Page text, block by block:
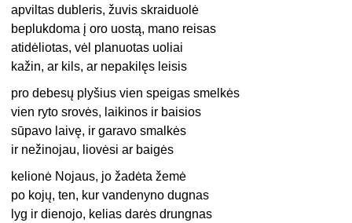
apviltas dubleris, žuvis skraiduolė
beplukdoma į oro uostą, mano reisas
atidėliotas, vėl planuotas uoliai
kažin, ar kils, ar nepakilęs leisis
pro debesų plyšius vien speigas smelkės
vien ryto srovės, laikinos ir baisios
sūpavo laivę, ir garavo smalkės
ir nežinojau, liovėsi ar baigės
kelionė Nojaus, jo žadėta žemė
po kojų, ten, kur vandenyno dugnas
lyg ir dienojo, kelias darės drungnas